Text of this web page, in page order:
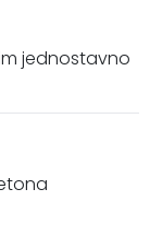
jednostavno